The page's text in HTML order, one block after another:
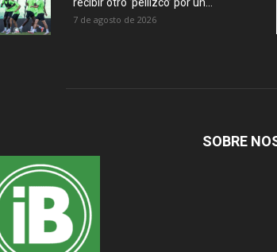
recibir otro ‘pellizco’ por un...
7 de agosto de 2026
SOBRE